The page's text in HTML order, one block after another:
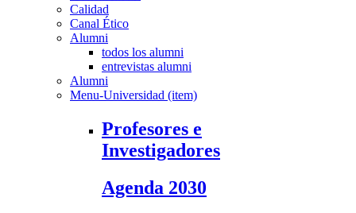
Calidad
Canal Ético
Alumni
todos los alumni
entrevistas alumni
Alumni
Menu-Universidad (item)
Profesores e
Investigadores
Agenda 2030